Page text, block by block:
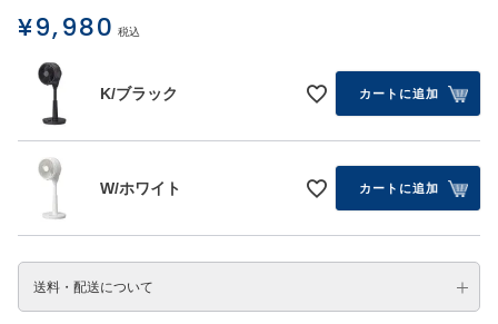
¥9,980 税込
K/ブラック カートに追加
W/ホワイト カートに追加
送料・配送について